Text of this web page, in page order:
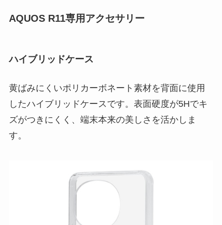
AQUOS R11専用アクセサリー
ハイブリッドケース
黄ばみにくいポリカーボネート素材を背面に使用
したハイブリッドケースです。表面硬度が5Hでキ
ズがつきにくく、端末本来の美しさを活かしま
す。